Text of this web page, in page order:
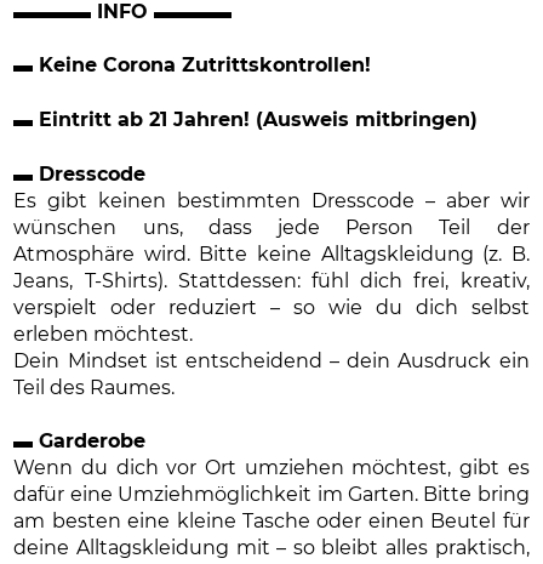
▬▬▬▬ INFO ▬▬▬▬
▬ Keine Corona Zutrittskontrollen!
▬ Eintritt ab 21 Jahren! (Ausweis mitbringen)
▬ Dresscode
Es gibt keinen bestimmten Dresscode – aber wir
wünschen uns, dass jede Person Teil der
Atmosphäre wird. Bitte keine Alltagskleidung (z. B.
Jeans, T-Shirts). Stattdessen: fühl dich frei, kreativ,
verspielt oder reduziert – so wie du dich selbst
erleben möchtest.
Dein Mindset ist entscheidend – dein Ausdruck ein
Teil des Raumes.
▬ Garderobe
Wenn du dich vor Ort umziehen möchtest, gibt es
dafür eine Umziehmöglichkeit im Garten. Bitte bring
am besten eine kleine Tasche oder einen Beutel für
deine Alltagskleidung mit – so bleibt alles praktisch,